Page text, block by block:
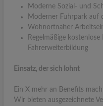
Moderne Sozial- und
Moderner Fuhrpark auf
Wohnortnaher
Regelmäßige
Fahrerweiterbildung
Einsatz, der sich lohnt
Ein X mehr an Benefits
Wir bieten ausgezeichnete